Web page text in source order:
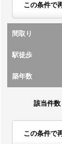
この条件で
間取り
駅徒歩
築年数
該当件数
この条件で